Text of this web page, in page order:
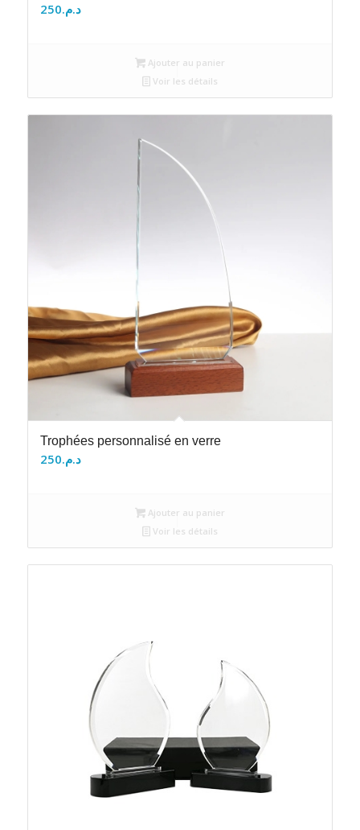
د.م.250
Ajouter au panier
Voir les détails
Trophées personnalisé en verre
د.م.250
Ajouter au panier
Voir les détails